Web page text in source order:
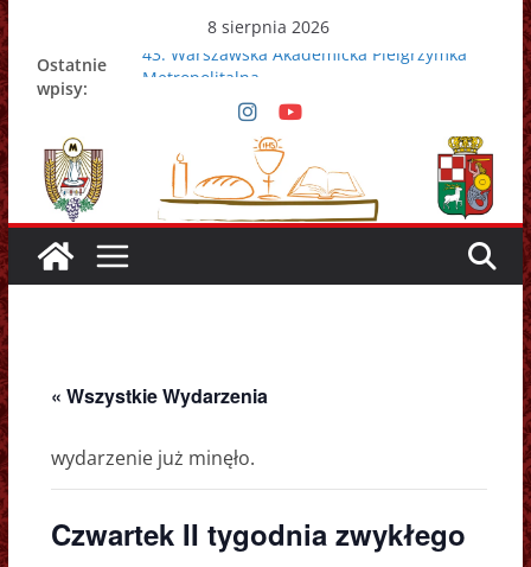
Przejdź
do
treści
8 sierpnia 2026
Ostatnie
wpisy:
43. Warszawska Akademicka Pielgrzymka
Metropolitalna
Nowy Papież – Leon XIV
Zmarł papież Franciszek
Adrian Galbas nowym metropolitą
warszawskim
Zmarł ks. prałat Kazimierz Apel
« Wszystkie Wydarzenia
wydarzenie już minęło.
Czwartek II tygodnia zwykłego